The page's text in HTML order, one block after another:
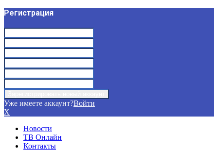
Регистрация
Уже имеете аккаунт?Войти
X
Новости
ТВ Онлайн
Контакты